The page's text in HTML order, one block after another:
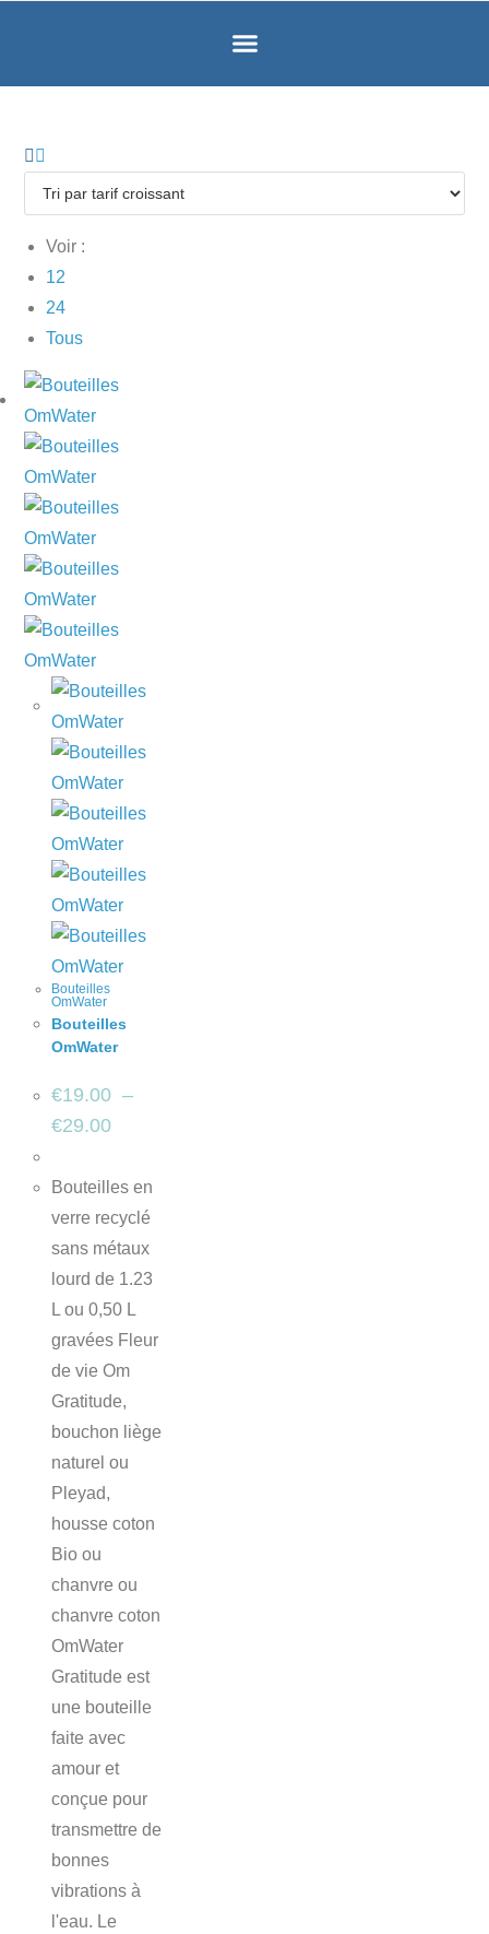
Voir :
12
24
Tous
Bouteilles
OmWater
Bouteilles
OmWater
€19.00 –
€29.00
Bouteilles en
verre recyclé
sans métaux
lourd de 1.23
L ou 0,50 L
gravées Fleur
de vie Om
Gratitude,
bouchon liège
naturel ou
Pleyad,
housse coton
Bio ou
chanvre ou
chanvre coton
OmWater
Gratitude est
une bouteille
faite avec
amour et
conçue pour
transmettre de
bonnes
vibrations à
l'eau. Le